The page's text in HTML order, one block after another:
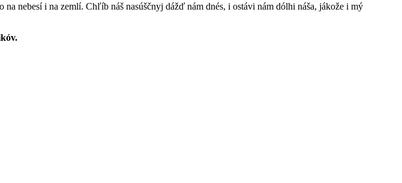
nebesí i na zemlí. Chľíb náš nasúščnyj dážď nám dnés, i ostávi nám dólhi náša, jákože i mý